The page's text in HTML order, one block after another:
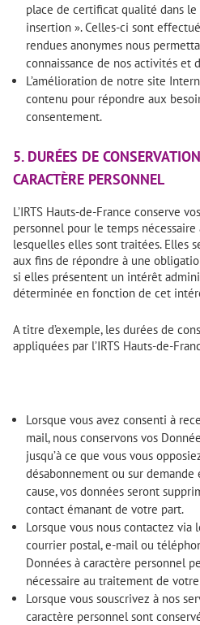
place de certificat qualité dans le
insertion ». Celles-ci sont
rendues anonymes nous
connaissance de nos activités et
L’amélioration de notre site
contenu pour répondre aux
consentement.
5. DURÉES DE
CARACTÈRE PERSONNEL
L’IRTS Hauts-de-France conserve
personnel pour le temps
lesquelles elles sont traitées. Elles
aux fins de répondre à une
si elles présentent un intérêt
déterminée en fonction de cet
A titre d’exemple, les durées de
appliquées par l’IRTS Hauts-de-
Lorsque vous avez consenti à
mail, nous conservons vos
jusqu’à ce que vous vous
désabonnement ou sur
cause, vos données seront
contact émanant de votre part.
Lorsque vous nous contactez
courrier postal, e-mail ou
Données à caractère personnel
nécessaire au traitement de
Lorsque vous souscrivez à nos
caractère personnel sont